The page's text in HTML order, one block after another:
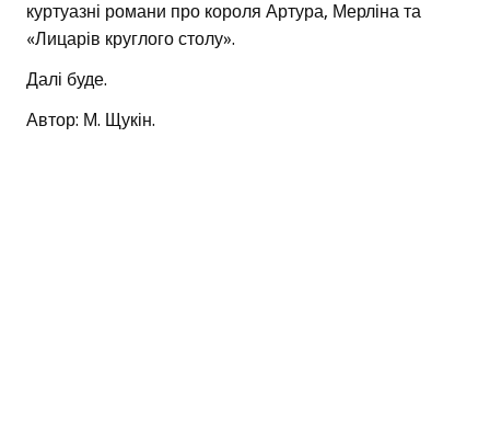
куртуазні романи про короля Артура, Мерліна та
«Лицарів круглого столу».
Далі буде.
Автор: М. Щукін.